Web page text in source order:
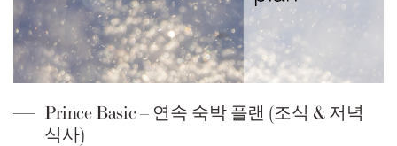
Prince Basic – 연속 숙박 플랜 (조식 & 저녁
식사)